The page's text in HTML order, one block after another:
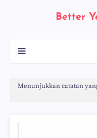
Better
Menunjukkan catatan